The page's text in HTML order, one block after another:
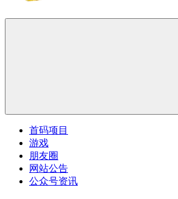
首码项目
游戏
朋友圈
网站公告
公众号资讯